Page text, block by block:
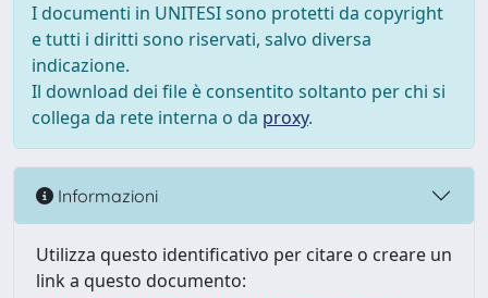
I documenti in UNITESI sono protetti da copyright
e tutti i diritti sono riservati, salvo diversa
indicazione.
Il download dei file è consentito soltanto per chi si
collega da rete interna o da proxy.
Informazioni
Utilizza questo identificativo per citare o creare un
link a questo documento: